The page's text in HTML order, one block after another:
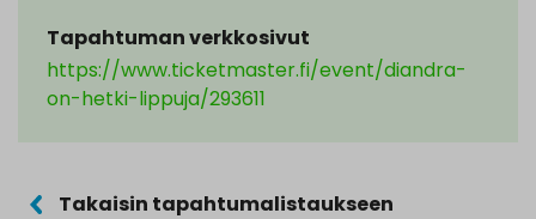
Tapahtuman verkkosivut
https://www.ticketmaster.fi/event/diandra-
on-hetki-lippuja/293611
Takaisin tapahtumalistaukseen